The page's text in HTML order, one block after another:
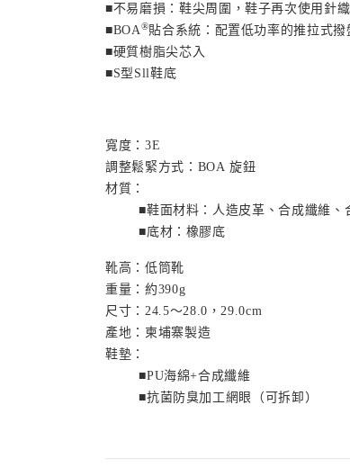
■不易磨損：鞋尖周圍，鞋子再次使用針
■BOA®貼合系統：配置低功率的推拉式
■硬質樹脂尖芯入
■S型 Sll鞋底
寬度： 3E
調整鬆緊方式： BOA 旋鈕
材質：
■鞋面材料：人造皮革、合成纖維、
■底材：橡膠底
靴高：低筒靴
重量：約390g
尺寸： 24.5～28.0，29.0cm
產地： 柬埔寨製造
鞋墊：
■PU海綿+合成纖維
■抗菌防臭加工網眼（可拆卸）